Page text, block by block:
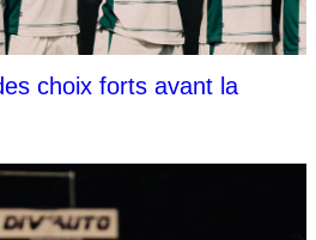
choix forts avant la